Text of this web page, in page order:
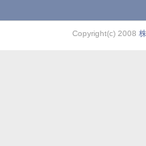
Copyright(c) 2008